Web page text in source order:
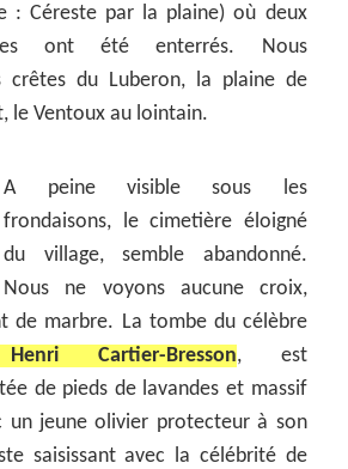
: Céreste par la plaine) où deux
ont été enterrés. Nous
crêtes du Luberon, la plaine de
le Ventoux au lointain.
A peine visible sous les
frondaisons, le cimetière éloigné
du village, semble abandonné.
Nous ne voyons aucune croix,
de marbre. La tombe du célèbre
Cartier-Bresson, est
de pieds de lavandes et massif
un jeune olivier protecteur à son
saisissant avec la célébrité de